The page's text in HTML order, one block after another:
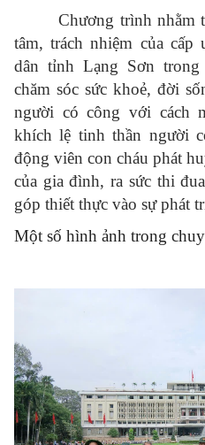
Chương trình nhằm
tâm, trách nhiệm của
dân tỉnh Lạng Sơn
chăm sóc sức khoẻ, đời
người có công với cách
khích lệ tinh thần người
động viên con cháu phát
của gia đình, ra sức thi
góp thiết thực vào sự phát
Một số hình ảnh trong